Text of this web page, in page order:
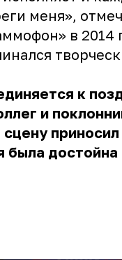
меня»,
в 2014
к
и
была